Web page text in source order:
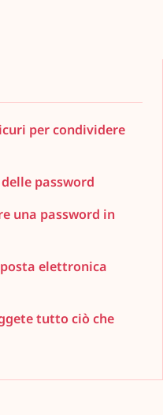
per condividere
password
una password in
elettronica
tutto ciò che